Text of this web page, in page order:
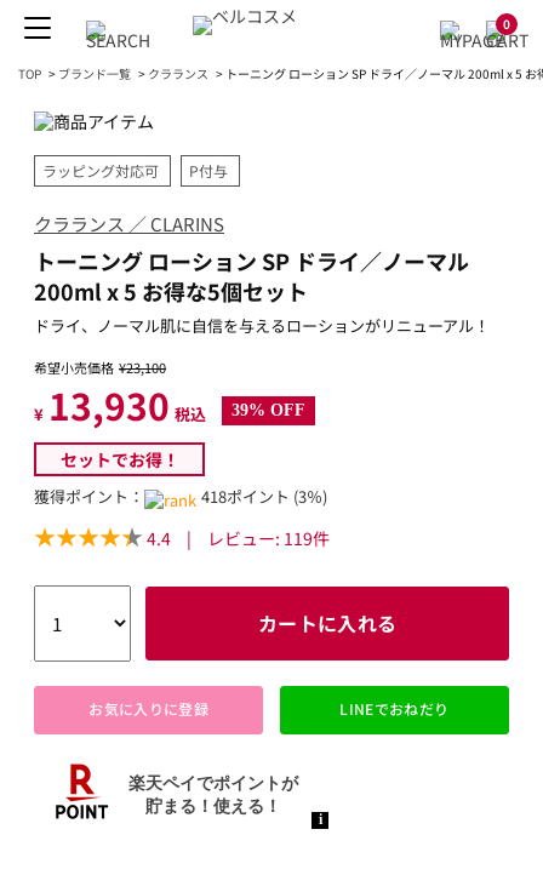
0
TOP > ブランド一覧 > クラランス > トーニング ローション SP ドライ／ノーマル 200ml x 5
ラッピング対応可 P付与
クラランス ／ CLARINS
トーニング ローション SP ドライ／ノーマル
200ml x 5 お得な5個セット
ドライ、ノーマル肌に自信を与えるローションがリニューアル！
希望小売価格 ¥23,100
¥ 13,930 税込 39% OFF
セットでお得！
獲得ポイント： 418ポイント (3％)
4.4 | レビュー: 119件
カートに入れる
お気に入りに登録 LINEでおねだり